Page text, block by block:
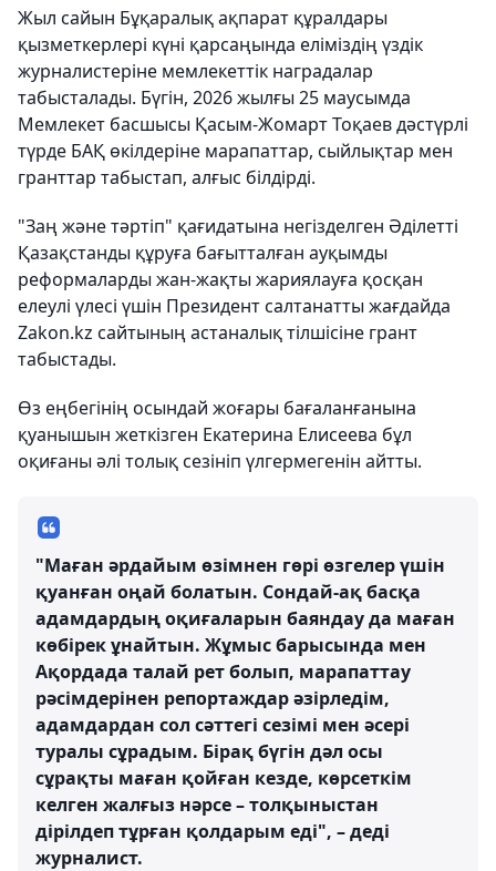
Жыл сайын Бұқаралық ақпарат құралдары
қызметкерлері күні қарсаңында еліміздің үздік
журналистеріне мемлекеттік наградалар
табысталады. Бүгін, 2026 жылғы 25 маусымда
Мемлекет басшысы Қасым-Жомарт Тоқаев дәстүрлі
түрде БАҚ өкілдеріне марапаттар, сыйлықтар мен
гранттар табыстап, алғыс білдірді.
"Заң және тәртіп" қағидатына негізделген Әділетті
Қазақстанды құруға бағытталған ауқымды
реформаларды жан-жақты жариялауға қосқан
елеулі үлесі үшін Президент салтанатты жағдайда
Zakon.kz сайтының астаналық тілшісіне грант
табыстады.
Өз еңбегінің осындай жоғары бағаланғанына
қуанышын жеткізген Екатерина Елисеева бұл
оқиғаны әлі толық сезініп үлгермегенін айтты.
"Маған әрдайым өзімнен гөрі өзгелер үшін
қуанған оңай болатын. Сондай-ақ басқа
адамдардың оқиғаларын баяндау да маған
көбірек ұнайтын. Жұмыс барысында мен
Ақордада талай рет болып, марапаттау
рәсімдерінен репортаждар әзірледім,
адамдардан сол сәттегі сезімі мен әсері
туралы сұрадым. Бірақ бүгін дәл осы
сұрақты маған қойған кезде, көрсеткім
келген жалғыз нәрсе – толқыныстан
дірілдеп тұрған қолдарым еді", – деді
журналист.